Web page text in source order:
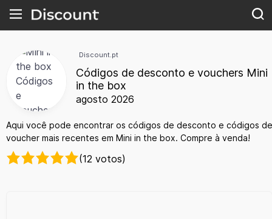
Discount.pt
Códigos de desconto e vouchers Mini
in the box
agosto 2026
Aqui você pode encontrar os códigos de desconto e códigos de
voucher mais recentes em Mini in the box. Compre à venda!
(12 votos)